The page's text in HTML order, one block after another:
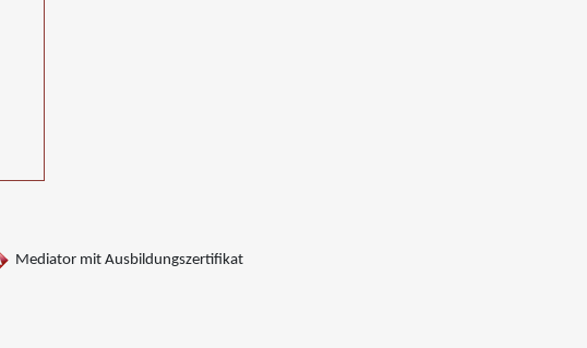
Mediator mit Ausbildungszertifikat